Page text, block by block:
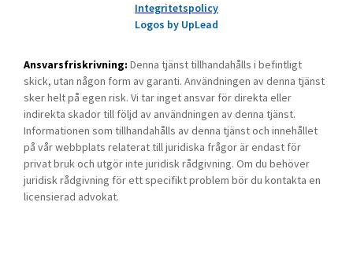
Integritetspolicy
Logos by UpLead
Ansvarsfriskrivning: Denna tjänst tillhandahålls i befintligt
skick, utan någon form av garanti. Användningen av denna tjänst
sker helt på egen risk. Vi tar inget ansvar för direkta eller
indirekta skador till följd av användningen av denna tjänst.
Informationen som tillhandahålls av denna tjänst och innehållet
på vår webbplats relaterat till juridiska frågor är endast för
privat bruk och utgör inte juridisk rådgivning. Om du behöver
juridisk rådgivning för ett specifikt problem bör du kontakta en
licensierad advokat.